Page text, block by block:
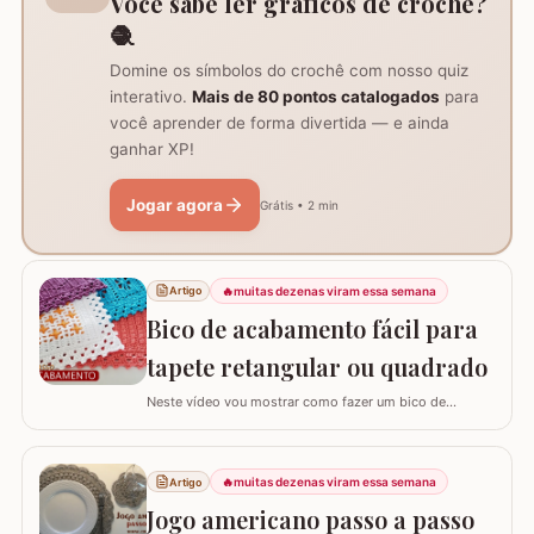
🧶
Domine os símbolos do crochê com nosso quiz
interativo. Mais de 80 pontos catalogados para
você aprender de forma divertida — e ainda
ganhar XP!
Jogar agora Grátis • 2 min
Artigo 🔥muitas dezenas viram essa semana
Bico de acabamento fácil para
tapete retangular ou quadrado
Neste vídeo vou mostrar como fazer um bico de
retangular ou quadrado. Fiz o bico de acabamento em 4
modelos de tapete com tamanhos e larguras diferentes
e assim consigo explicar algumas formas fáceis de
adaptar para outros tamanhos. No vídeo utilizei…
Artigo 🔥muitas dezenas viram essa semana
Jogo americano passo a passo